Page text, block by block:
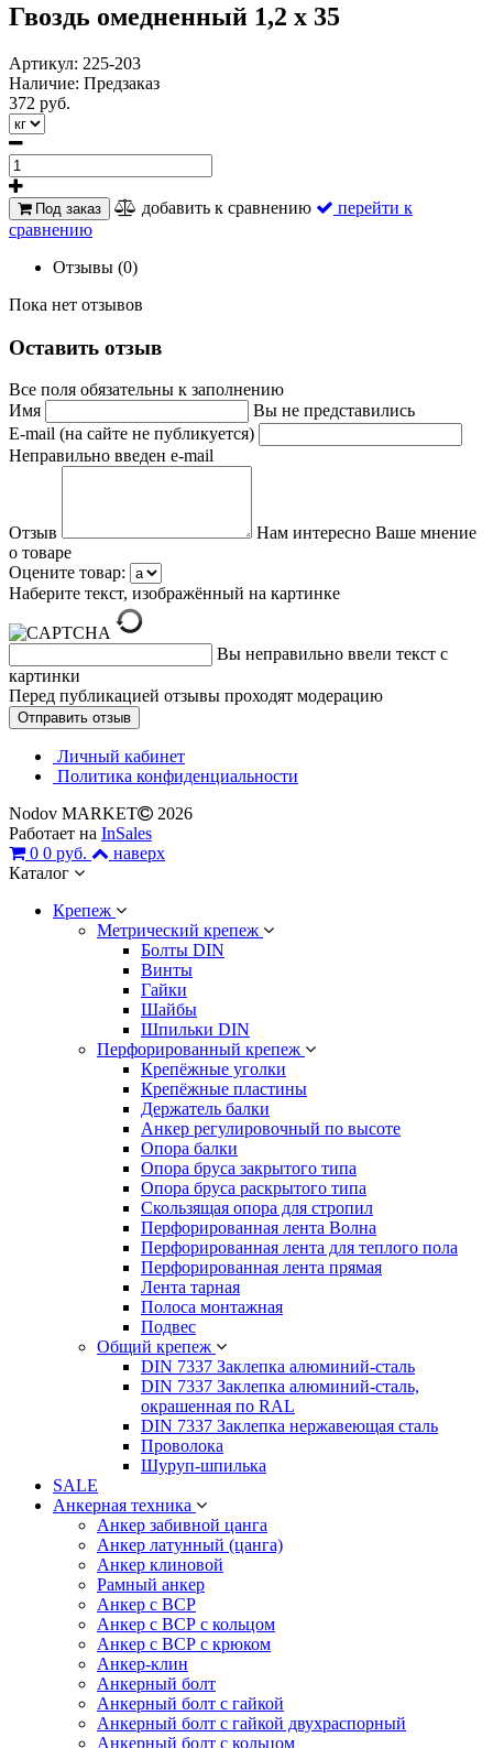
Гвоздь омедненный 1,2 х 35
Артикул: 225-203
Наличие: Предзаказ
372 руб.
Под заказ добавить к сравнению
перейти к
сравнению
Отзывы (0)
Пока нет отзывов
Оставить отзыв
Все поля обязательны к заполнению
Имя
Вы не представились
E-mail (на сайте не публикуется)
Неправильно введен e-mail
Отзыв
Нам интересно Ваше мнение
о товаре
Оцените товар:
Наберите текст, изображённый на картинке
Вы неправильно ввели текст с
картинки
Перед публикацией отзывы проходят модерацию
Личный кабинет
Политика конфиденциальности
Nodov MARKET
2026
Работает на InSales
0 0 руб.
наверх
Каталог
Крепеж
Метрический крепеж
Болты DIN
Винты
Гайки
Шайбы
Шпильки DIN
Перфорированный крепеж
Крепёжные уголки
Крепёжные пластины
Держатель балки
Анкер регулировочный по высоте
Опора балки
Опора бруса закрытого типа
Опора бруса раскрытого типа
Скользящая опора для стропил
Перфорированная лента Волна
Перфорированная лента для теплого пола
Перфорированная лента прямая
Лента тарная
Полоса монтажная
Подвес
Общий крепеж
DIN 7337 Заклепка алюминий-сталь
DIN 7337 Заклепка алюминий-сталь,
окрашенная по RAL
DIN 7337 Заклепка нержавеющая сталь
Проволока
Шуруп-шпилька
SALE
Анкерная техника
Анкер забивной цанга
Анкер латунный (цанга)
Анкер клиновой
Рамный анкер
Анкер с ВСР
Анкер с ВСР с кольцом
Анкер с ВСР с крюком
Анкер-клин
Анкерный болт
Анкерный болт с гайкой
Анкерный болт с гайкой двухраспорный
Анкерный болт с кольцом